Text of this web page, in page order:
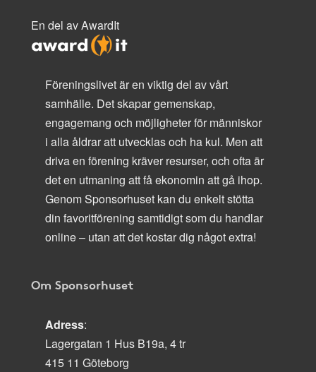
En del av AwardIt
Föreningslivet är en viktig del av vårt
samhälle. Det skapar gemenskap,
engagemang och möjligheter för människor
i alla åldrar att utvecklas och ha kul. Men att
driva en förening kräver resurser, och ofta är
det en utmaning att få ekonomin att gå ihop.
Genom Sponsorhuset kan du enkelt stötta
din favoritförening samtidigt som du handlar
online – utan att det kostar dig något extra!
Om Sponsorhuset
Adress:
Lagergatan 1 Hus B19a, 4 tr
415 11 Göteborg